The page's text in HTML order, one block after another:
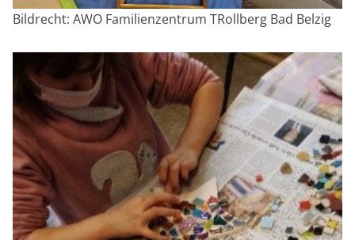
Bildrecht: AWO Familienzentrum TRollberg Bad Belzig